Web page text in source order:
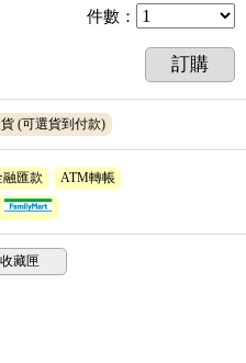
件數 ：
訂購
(可選貨到付款)
融匯款
ATM轉帳
藏匣